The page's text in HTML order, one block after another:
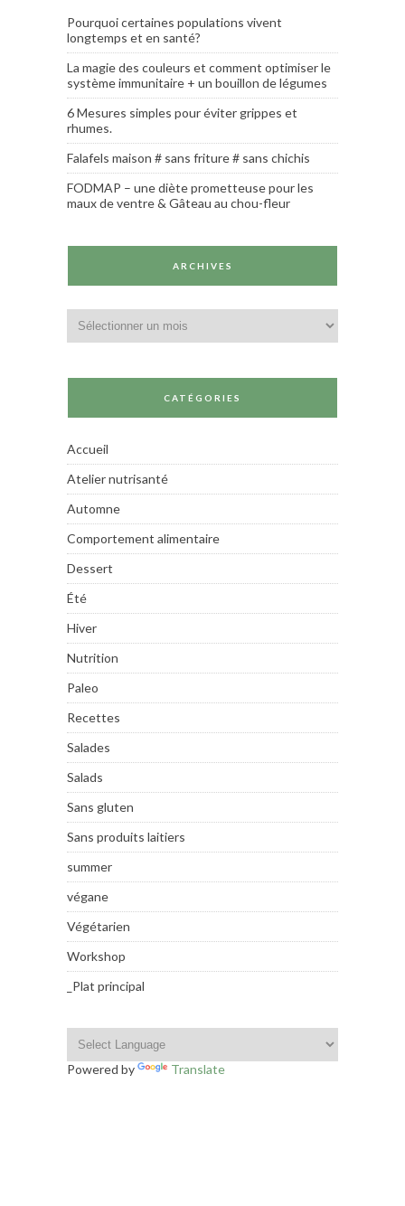
Pourquoi certaines populations vivent
longtemps et en santé?
La magie des couleurs et comment optimiser le
système immunitaire + un bouillon de légumes
6 Mesures simples pour éviter grippes et
rhumes.
Falafels maison # sans friture # sans chichis
FODMAP – une diète prometteuse pour les
maux de ventre & Gâteau au chou-fleur
ARCHIVES
CATÉGORIES
Accueil
Atelier nutrisanté
Automne
Comportement alimentaire
Dessert
Été
Hiver
Nutrition
Paleo
Recettes
Salades
Salads
Sans gluten
Sans produits laitiers
summer
végane
Végétarien
Workshop
_Plat principal
Powered by Translate